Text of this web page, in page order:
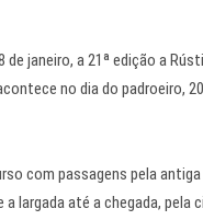
janeiro, a 21ª edição a
no dia do padroeiro,
com passagens pela
largada até a chegada, pela